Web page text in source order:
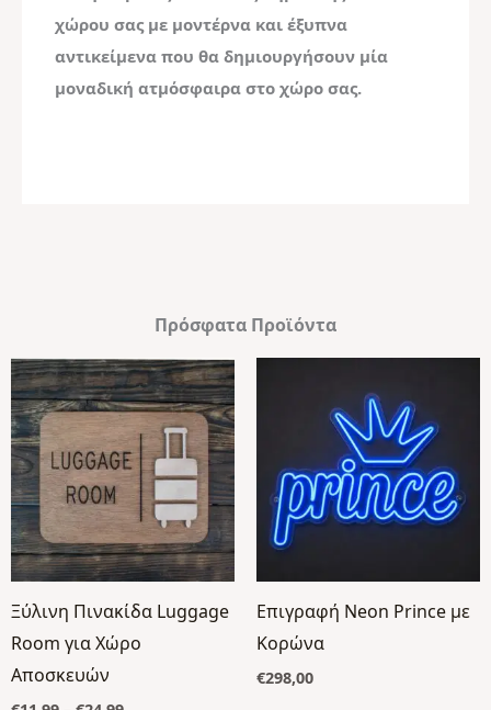
χώρου σας με μοντέρνα και έξυπνα
αντικείμενα που θα δημιουργήσουν μία
μοναδική ατμόσφαιρα στο χώρο σας.
Πρόσφατα Προϊόντα
Ξύλινη Πινακίδα Luggage
Room για Χώρο
Αποσκευών
Price
range:
€11,99
through
€24,99
Επιγραφή Neon Prince με
Κορώνα
€298,00